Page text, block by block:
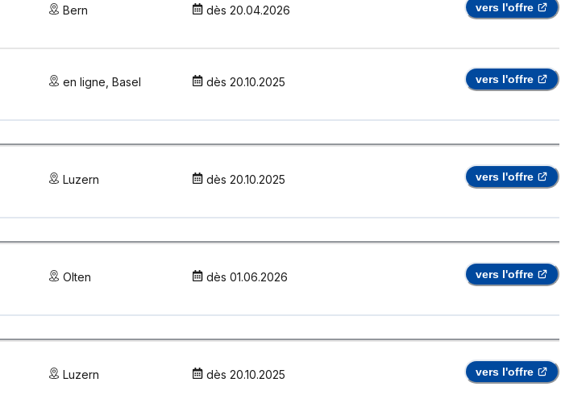
Bern dès 20.04.2026 vers l'offre
en ligne ,Basel dès 20.10.2025 vers l'offre
Luzern dès 20.10.2025 vers l'offre
Olten dès 01.06.2026 vers l'offre
Luzern dès 20.10.2025 vers l'offre